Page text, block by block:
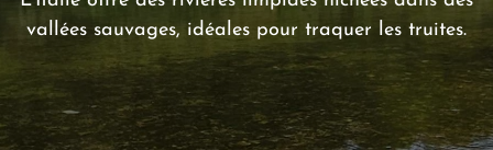
Nos séjours
vallées sauvages, idéales pour traquer les truites.